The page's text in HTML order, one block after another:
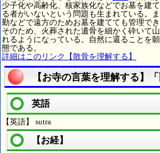
少子化や高齢化、核家族化などでお墓を建
る者がいないという問題も生まれている。
勤などで遠方のためお墓を建てても管理で
そのため、火葬された遺骨を細かく砕いて
れるようになっている。自然に還ることを
態である。
詳細はこのリンク【散骨を理解する】
【お寺の言葉を理解する】
英語
【英語】 sutra
【お経】